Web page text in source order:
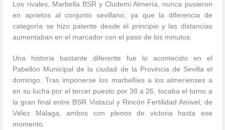
Los rivales, Marbella BSR y Cludemi Almería, nunca pusieron
en aprietos al conjunto sevillano, ya que la diferencia de
categoría se hizo patente desde el principio y las distancias
aumentaban en el marcador con el paso de los minutos.
Una historia bastante diferente fue lo acontecido en el
Pabellón Municipal de la ciudad de la Provincia de Sevilla el
domingo. Tras imponerse los marbellíes a los almerienses a
en su lucha por el tercer puesto por 38 a 26, tocaba el turno a
la gran final entre BSR Vistazul y Rincón Fertilidad Amivel, de
Vélez Málaga, ambos con plenos de victoria hasta ese
momento.